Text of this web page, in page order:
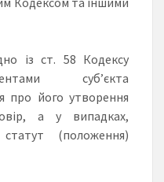
із ст. 58 Кодексу
суб’єкта
про його утворення
а у випадках,
(положення)